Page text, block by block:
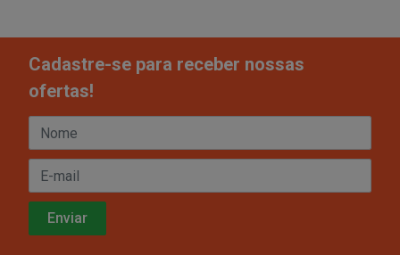
Cadastre-se para receber nossas
ofertas!